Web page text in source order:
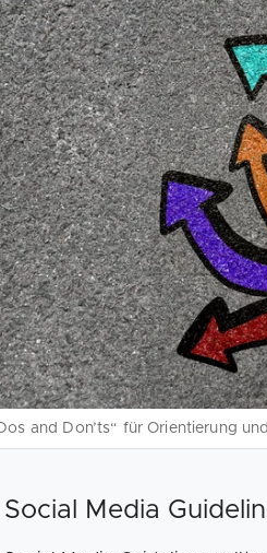
and Don’ts“ für Orientierung
Social Media